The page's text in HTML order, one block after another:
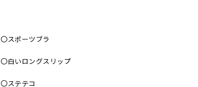
〇スポーツブラ
〇白いロングスリップ
〇ステテコ